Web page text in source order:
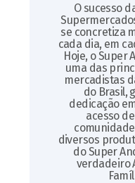
O sucesso
se concretiza
cada dia, em
Hoje, o Super
uma das
mercadistas
do Brasil,
dedicação
acesso
diversos
do Super
verdadeiro